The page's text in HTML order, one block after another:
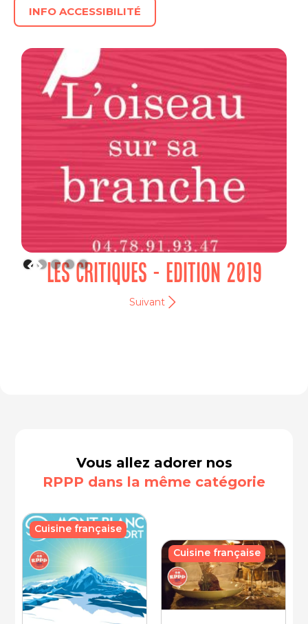
INFO ACCESSIBILITÉ
LES CRITIQUES - EDITION 2019
Suivant
Vous allez adorer nos
RPPP dans la même catégorie
Cuisine française
Cuisine française